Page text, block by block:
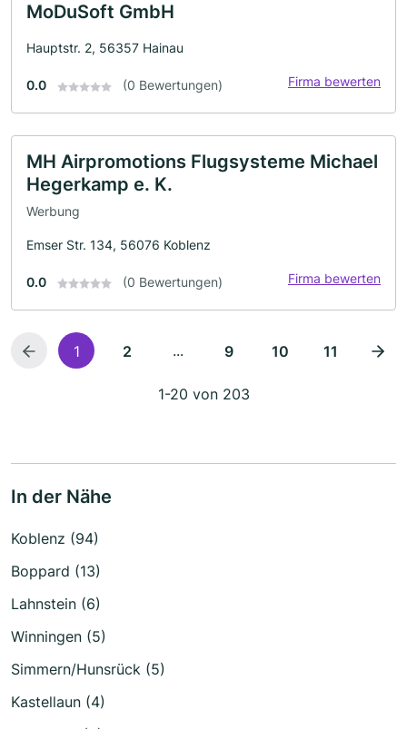
MoDuSoft GmbH
Hauptstr. 2, 56357 Hainau
0.0 (0 Bewertungen) Firma bewerten
MH Airpromotions Flugsysteme Michael
Hegerkamp e. K.
Werbung
Emser Str. 134, 56076 Koblenz
0.0 (0 Bewertungen) Firma bewerten
1 2 ... 9 10 11
1-20 von 203
In der Nähe
Koblenz (94)
Boppard (13)
Lahnstein (6)
Winningen (5)
Simmern/Hunsrück (5)
Kastellaun (4)